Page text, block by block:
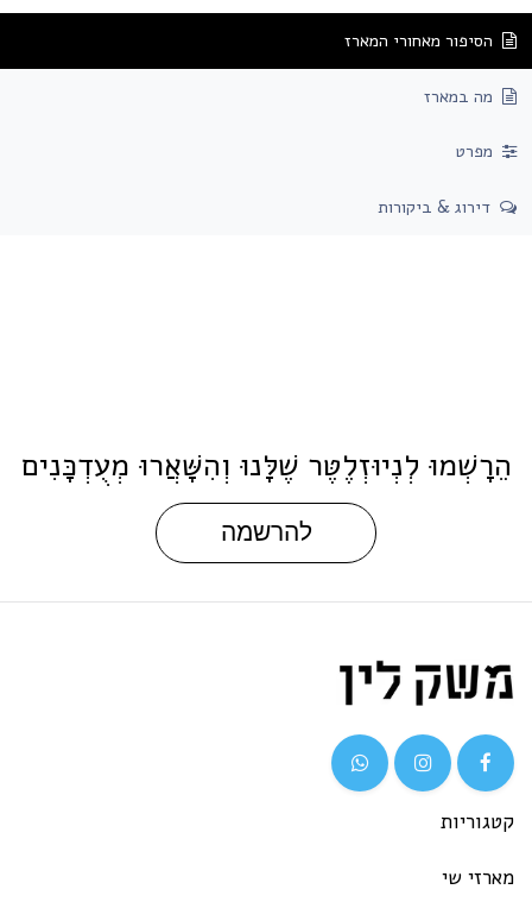
הסיפור מאחורי המארז
מה במארז
מפרט
דירוג & ביקורות
לְנְיוּזְלֶטֶּר שֶׁלָּנוּ וְהִשָּׁאֲרוּ מְעֻדְכָּנִים
להרשמה
שי